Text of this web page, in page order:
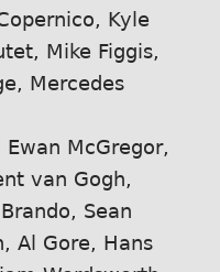
Kyle
Mike Figgis,
Mercedes
Ewan McGregor,
van Gogh,
Sean
Al Gore, Hans